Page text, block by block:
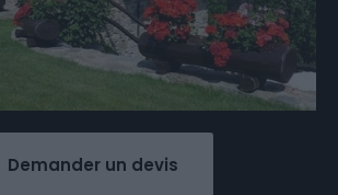
Demander un devis